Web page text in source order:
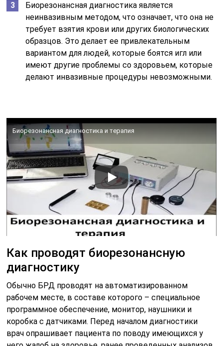
Биорезонансная диагностика является
неинвазивным методом, что означает, что она не
требует взятия крови или других биологических
образцов. Это делает ее привлекательным
вариантом для людей, которые боятся игл или
имеют другие проблемы со здоровьем, которые
делают инвазивные процедуры невозможными.
Биорезонансная диагностика и терапия
Как проводят биорезонансную
диагностику
Обычно БРД проводят на автоматизированном
рабочем месте, в составе которого – специальное
программное обеспечение, монитор, наушники и
коробка с датчиками. Перед началом диагностики
врач опрашивает пациента по поводу имеющихся у